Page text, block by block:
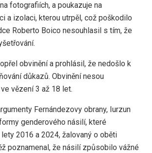
fotografiích, a poukazuje na
a izolaci, kterou utrpěl, což poškodilo
Roberto Boico nesouhlasil s tím, že
obvinění a prohlásil, že nedošlo k
důkazů. Obvinění nesou
vězení 3 až 18 let.
Fernándezovy obrany, Iurzun
genderového násilí, které
2016 a 2024, žalovaný o oběti
poznamenal, že násilí způsobilo vážné